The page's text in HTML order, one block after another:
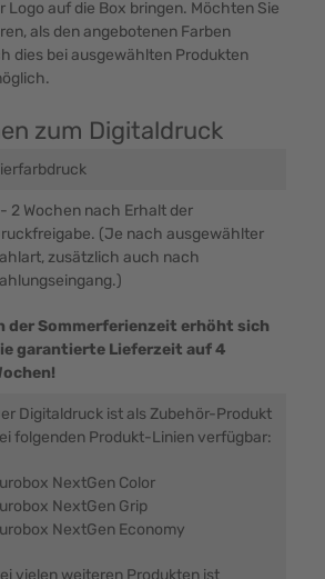
Logo auf die Box bringen. Möchten Sie
als den angebotenen Farben
dies bei ausgewählten Produkten
zum Digitaldruck
- 2 Wochen nach Erhalt der
(Je nach ausgewählter
zusätzlich auch nach
der Sommerferienzeit erhöht sich
garantierte Lieferzeit auf 4
Digitaldruck ist als Zubehör-Produkt
folgenden Produkt-Linien verfügbar:
NextGen Color
NextGen Grip
NextGen Economy